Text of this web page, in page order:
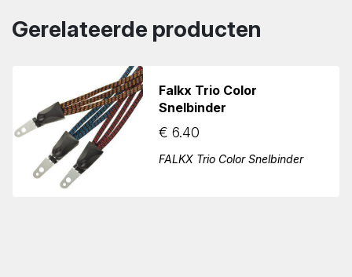
Gerelateerde producten
Falkx Trio Color
Snelbinder
€ 6.40
FALKX Trio Color Snelbinder